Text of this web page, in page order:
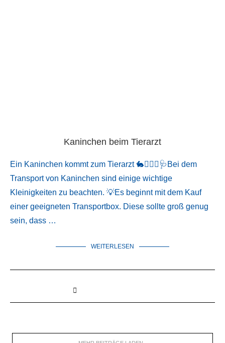
Kaninchen beim Tierarzt
Ein Kaninchen kommt zum Tierarzt 🐇👩🏼‍⚕️🩺Bei dem
Transport von Kaninchen sind einige wichtige
Kleinigkeiten zu beachten. 💡Es beginnt mit dem Kauf
einer geeigneten Transportbox. Diese sollte groß genug
sein, dass …
WEITERLESEN